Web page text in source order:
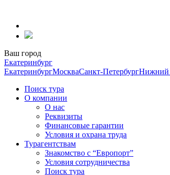
содержанию
Ваш город
Екатеринбург
ЕкатеринбургМоскваСанкт-ПетербургНижний
Поиск тура
О компании
О нас
Реквизиты
Финансовые гарантии
Условия и охрана труда
Турагентствам
Знакомство с “Европорт”
Условия сотрудничества
Поиск тура